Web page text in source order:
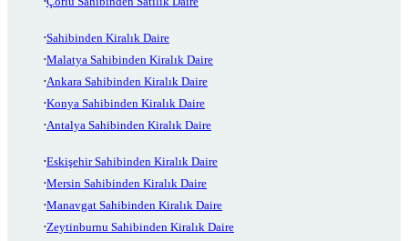
Sahibinden Kiralık Daire
Malatya Sahibinden Kiralık Daire
Ankara Sahibinden Kiralık Daire
Konya Sahibinden Kiralık Daire
Antalya Sahibinden Kiralık Daire
Eskişehir Sahibinden Kiralık Daire
Mersin Sahibinden Kiralık Daire
Manavgat Sahibinden Kiralık Daire
Zeytinburnu Sahibinden Kiralık Daire